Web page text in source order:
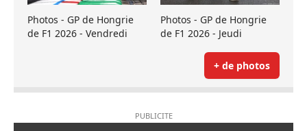
Photos - GP de Hongrie
de F1 2026 - Vendredi
Photos - GP de Hongrie
de F1 2026 - Jeudi
+ de photos